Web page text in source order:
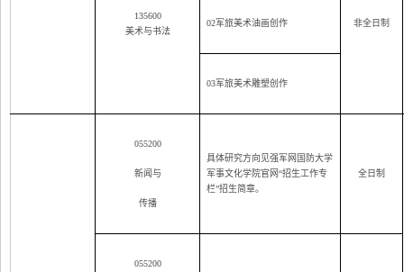
135600
美术与书法
非全日制
02军旅美术油画创作
03军旅美术雕塑创作
055200
新闻与
传播
具体研究方向见强军网国防大学
军事文化学院官网“招生工作专
栏”招生简章。
全日制
055200